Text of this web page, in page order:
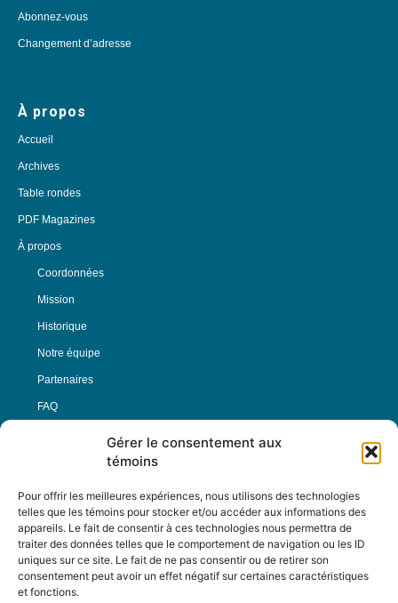
Gérer le consentement aux
témoins
Pour offrir les meilleures expériences, nous utilisons des technologies
telles que les témoins pour stocker et/ou accéder aux informations des
appareils. Le fait de consentir à ces technologies nous permettra de
traiter des données telles que le comportement de navigation ou les ID
uniques sur ce site. Le fait de ne pas consentir ou de retirer son
consentement peut avoir un effet négatif sur certaines caractéristiques
et fonctions.
Abonnez-vous
Changement d’adresse
À propos
Accueil
Archives
Table rondes
PDF Magazines
À propos
Coordonnées
Mission
Historique
Notre équipe
Partenaires
FAQ
Nous Suivre